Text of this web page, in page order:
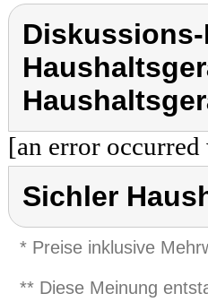
[an error
Sichler
* Preise inklusive
** Diese Meinung